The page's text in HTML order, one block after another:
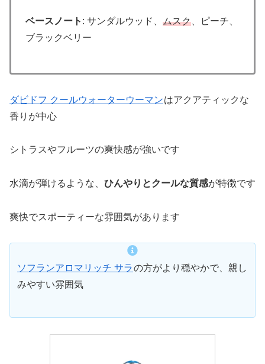
ベースノート : サンダルウッド、 ムスク 、ピーチ、
ブラックベリー
ダビドフ クールウォーターウーマンはアクアティックな
香りが中心
シトラスやフルーツの爽快感が強いです
水滴が弾けるような、 ひんやりとクールな質感が特徴です
爽快でスポーティーな雰囲気があります
ソフランアロマリッチ サラの方がより穏やかで、親し
みやすい雰囲気